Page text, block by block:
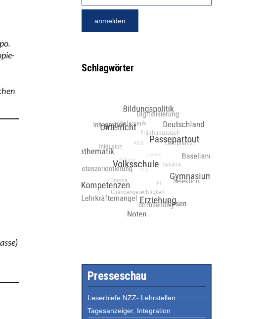
Schlagwörter
Presseschau
Leserbiefe NZZ- Lehrstellen
Tagesanzeiger, Integration